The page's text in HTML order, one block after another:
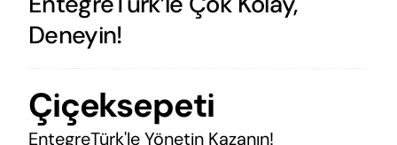
Deneyin!
Çiçeksepeti
EntegreTürk'le Yönetin Kazanın!